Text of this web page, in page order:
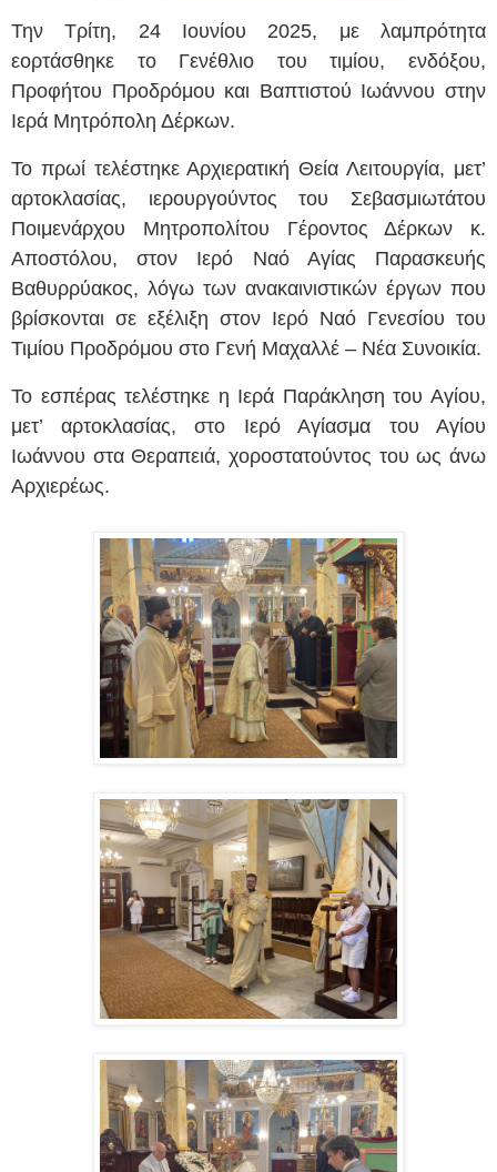
Την Τρίτη, 24 Ιουνίου 2025, με λαμπρότητα
εορτάσθηκε το Γενέθλιο του τιμίου, ενδόξου,
Προφήτου Προδρόμου και Βαπτιστού Ιωάννου στην
Ιερά Μητρόπολη Δέρκων.
Το πρωί τελέστηκε Αρχιερατική Θεία Λειτουργία, μετ’
αρτοκλασίας, ιερουργούντος του Σεβασμιωτάτου
Ποιμενάρχου Μητροπολίτου Γέροντος Δέρκων κ.
Αποστόλου, στον Ιερό Ναό Αγίας Παρασκευής
Βαθυρρύακος, λόγω των ανακαινιστικών έργων που
βρίσκονται σε εξέλιξη στον Ιερό Ναό Γενεσίου του
Τιμίου Προδρόμου στο Γενή Μαχαλλέ – Νέα Συνοικία.
Το εσπέρας τελέστηκε η Ιερά Παράκληση του Αγίου,
μετ’ αρτοκλασίας, στο Ιερό Αγίασμα του Αγίου
Ιωάννου στα Θεραπειά, χοροστατούντος του ως άνω
Αρχιερέως.